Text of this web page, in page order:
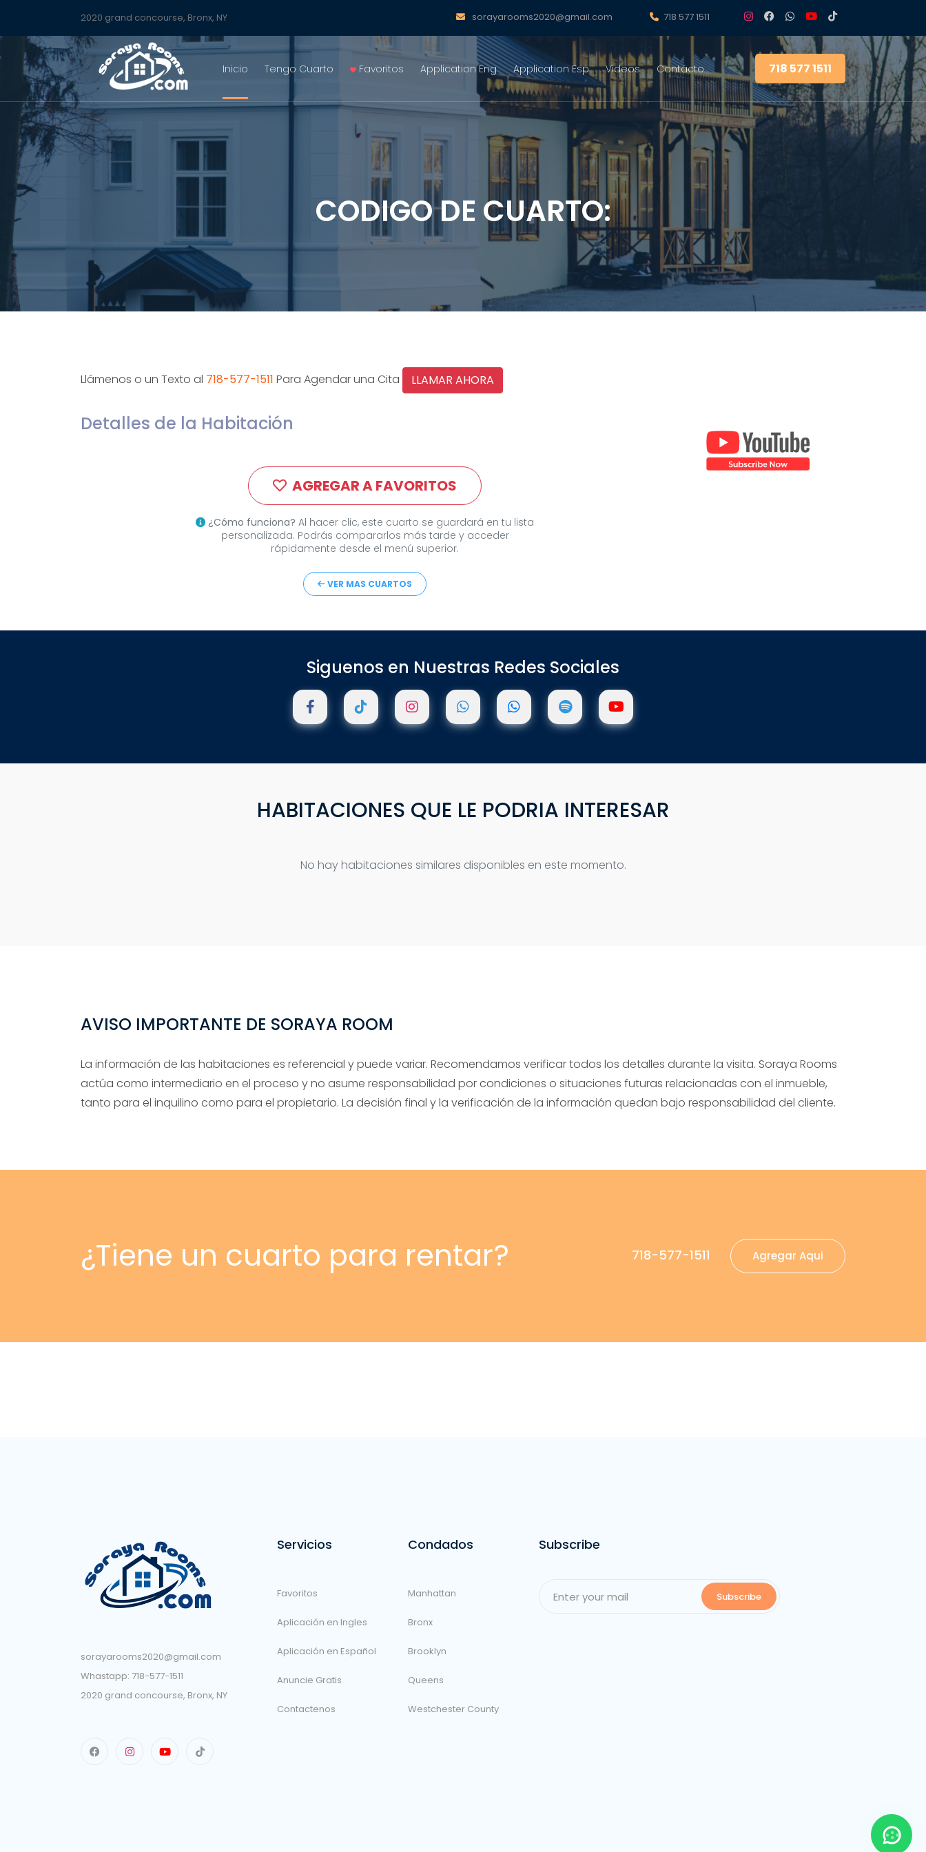
2020 grand concourse, Bronx, NY sorayarooms2020@gmail.com 718 577 1511
Inicio Tengo Cuarto Favoritos Application Eng Application Esp Videos Contácto 718 577 1511
CODIGO DE CUARTO:
Llámenos o un Texto al 718-577-1511 Para Agendar una Cita LLAMAR AHORA
Detalles de la Habitación
AGREGAR A FAVORITOS
¿Cómo funciona? Al hacer clic, este cuarto se guardará en tu lista
personalizada. Podrás compararlos más tarde y acceder
rápidamente desde el menú superior.
VER MAS CUARTOS
Siguenos en Nuestras Redes Sociales
HABITACIONES QUE LE PODRIA INTERESAR
No hay habitaciones similares disponibles en este momento.
AVISO IMPORTANTE DE SORAYA ROOM
La información de las habitaciones es referencial y puede variar. Recomendamos verificar todos los detalles durante la visita. Soraya Rooms
actúa como intermediario en el proceso y no asume responsabilidad por condiciones o situaciones futuras relacionadas con el inmueble,
tanto para el inquilino como para el propietario. La decisión final y la verificación de la información quedan bajo responsabilidad del cliente.
¿Tiene un cuarto para rentar? 718-577-1511 Agregar Aqui
sorayarooms2020@gmail.com
Whastapp: 718-577-1511
2020 grand concourse, Bronx, NY
Servicios
Favoritos
Aplicación en Ingles
Aplicación en Español
Anuncie Gratis
Contactenos
Condados
Manhattan
Bronx
Brooklyn
Queens
Westchester County
Subscribe
Subscribe